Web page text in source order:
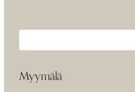
Myymälä